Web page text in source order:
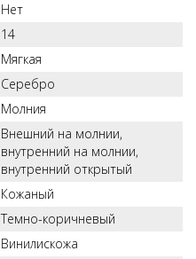
Нет
14
Мягкая
Серебро
Молния
Внешний на молнии,
внутренний на молнии,
внутренний открытый
Кожаный
Темно-коричневый
Винилискожа